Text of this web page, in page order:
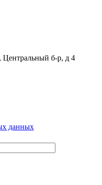
Центральный б-р, д 4
данных